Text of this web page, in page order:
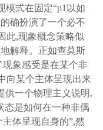
模式在固定“p1以如
确扮演了一个必不
此,现象概念策略似
解释。正如查莫斯
象感受是在某个非
向某个主体呈现出来
供一个物理主义说明,
态是如何在一种非偶
主体呈现自身的”,然